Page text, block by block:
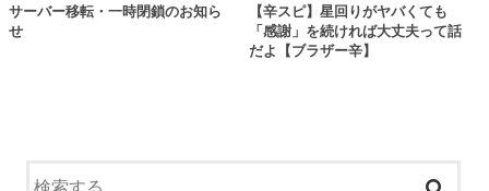
サーバー移転・一時閉鎖のお知ら
せ
【辛スピ】星回りがヤバくても
「感謝」を続ければ大丈夫って話
だよ【ブラザー辛】